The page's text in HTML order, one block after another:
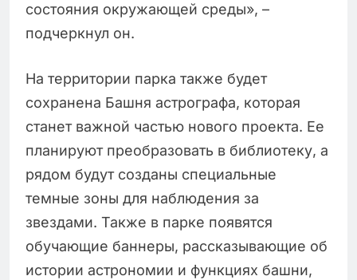
состояния окружающей среды», –
подчеркнул он.
На территории парка также будет
сохранена Башня астрографа, которая
станет важной частью нового проекта. Ее
планируют преобразовать в библиотеку, а
рядом будут созданы специальные
темные зоны для наблюдения за
звездами. Также в парке появятся
обучающие баннеры, рассказывающие об
истории астрономии и функциях башни,